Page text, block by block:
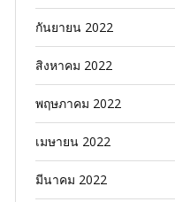
กันยายน 2022
สิงหาคม 2022
พฤษภาคม 2022
เมษายน 2022
มีนาคม 2022